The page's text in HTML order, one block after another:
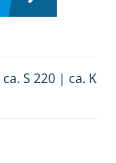
ca. S 220 | ca. K